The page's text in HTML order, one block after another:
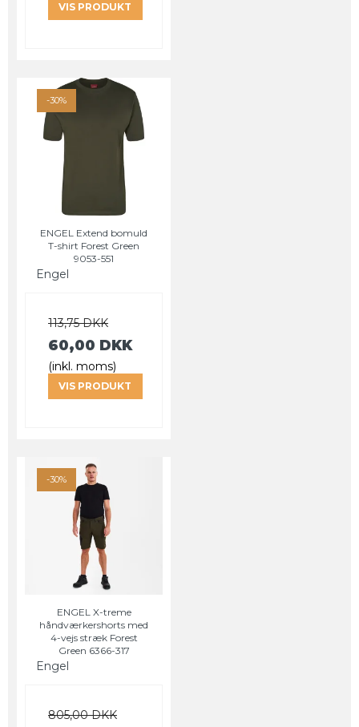
VIS PRODUKT
-30%
ENGEL Extend bomuld
T-shirt Forest Green
9053-551
Engel
113,75 DKK
60,00 DKK
(inkl. moms)
VIS PRODUKT
-30%
ENGEL X-treme
håndværkershorts med
4-vejs stræk Forest
Green 6366-317
Engel
805,00 DKK